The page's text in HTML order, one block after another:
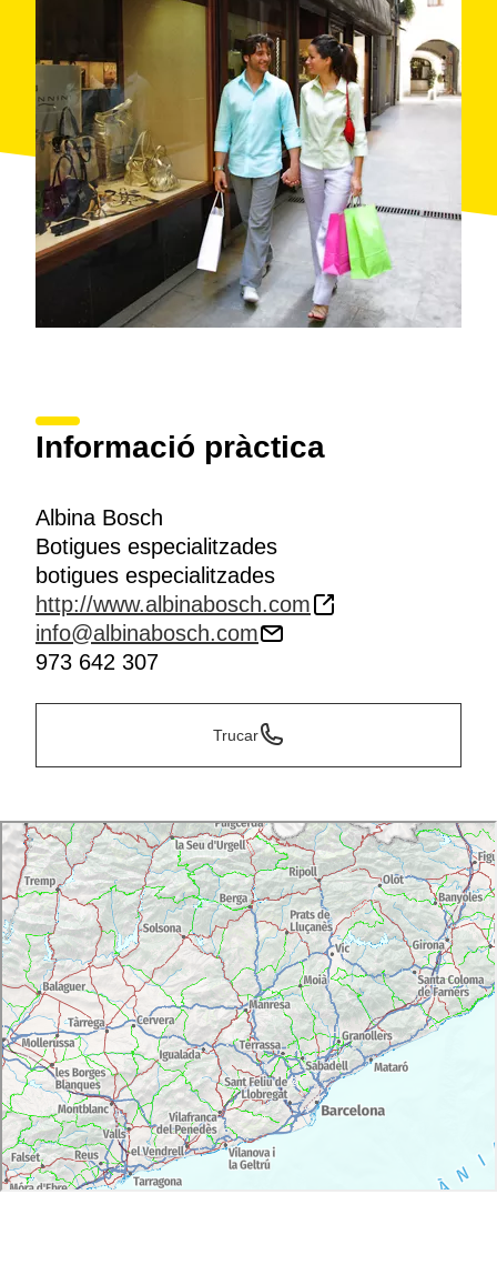
Informació pràctica
Albina Bosch
Botigues especialitzades
botigues especialitzades
http://www.albinabosch.com
info@albinabosch.com
973 642 307
Trucar